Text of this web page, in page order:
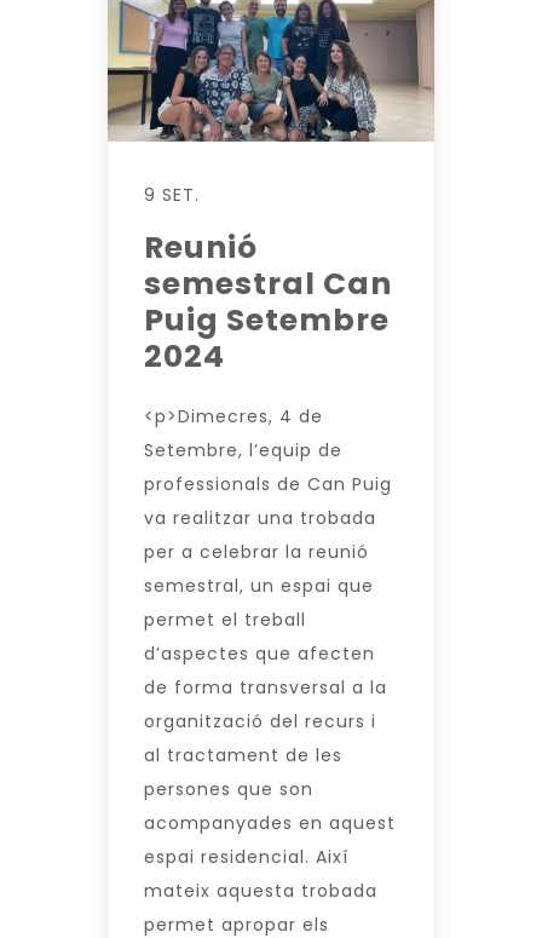
9 SET.
Reunió
semestral Can
Puig Setembre
2024
<p>Dimecres, 4 de
Setembre, l’equip de
professionals de Can Puig
va realitzar una trobada
per a celebrar la reunió
semestral, un espai que
permet el treball
d’aspectes que afecten
de forma transversal a la
organització del recurs i
al tractament de les
persones que son
acompanyades en aquest
espai residencial. Així
mateix aquesta trobada
permet apropar els